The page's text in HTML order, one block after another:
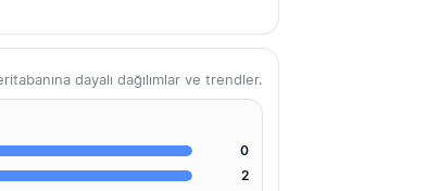
dayalı dağılımlar ve trendler.
0
2